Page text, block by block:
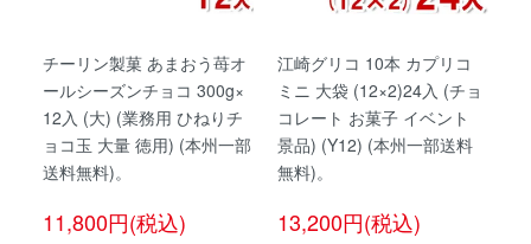
チーリン製菓 あまおう苺オ
ールシーズンチョコ 300g×
12入 (大) (業務用 ひねりチ
ョコ玉 大量 徳用) (本州一部
送料無料)。
11,800円(税込)
江崎グリコ 10本 カプリコ
ミニ 大袋 (12×2)24入 (チョ
コレート お菓子 イベント
景品) (Y12) (本州一部送料
無料)。
13,200円(税込)